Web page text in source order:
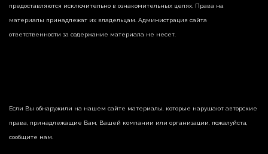
предоставляются исключительно в ознакомительных целях. Права на
материалы принадлежат их владельцам. Администрация сайта
ответственности за содержание материала не несет.
Если Вы обнаружили на нашем сайте материалы, которые нарушают авторские
права, принадлежащие Вам, Вашей компании или организации, пожалуйста,
сообщите нам.